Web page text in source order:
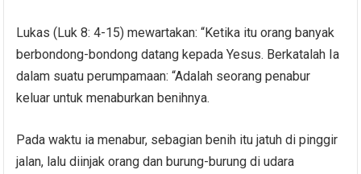
Lukas (Luk 8: 4-15) mewartakan: “Ketika itu orang banyak
berbondong-bondong datang kepada Yesus. Berkatalah Ia
dalam suatu perumpamaan: “Adalah seorang penabur
keluar untuk menaburkan benihnya.
Pada waktu ia menabur, sebagian benih itu jatuh di pinggir
jalan, lalu diinjak orang dan burung-burung di udara